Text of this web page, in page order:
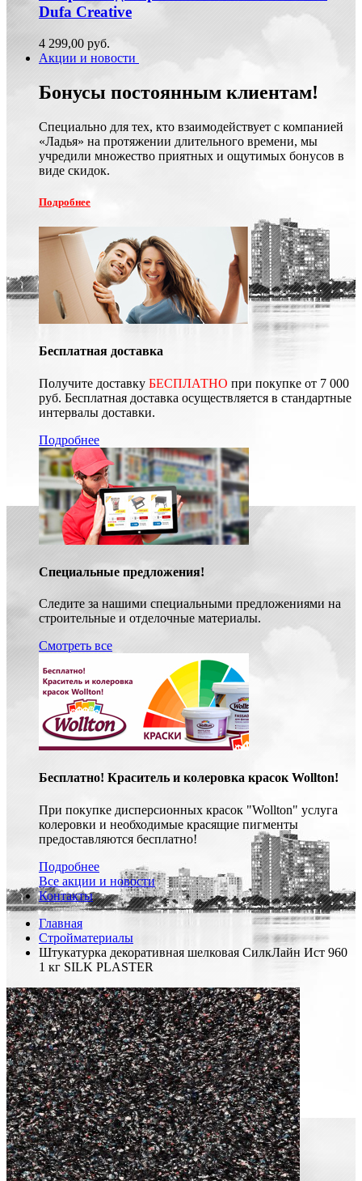
Dufa Creative
4 299,00 руб.
Акции и новости
Бонусы постоянным клиентам!
Специально для тех, кто взаимодействует с компанией
«Ладья» на протяжении длительного времени, мы
учредили множество приятных и ощутимых бонусов в
виде скидок.
Подробнее
Бесплатная доставка
Получите доставку БЕСПЛАТНО при покупке от 7 000
руб. Бесплатная доставка осуществляется в стандартные
интервалы доставки.
Подробнее
Специальные предложения!
Следите за нашими специальными предложениями на
строительные и отделочные материалы.
Смотреть все
Бесплатно! Краситель и колеровка красок Wollton!
При покупке дисперсионных красок "Wollton" услуга
колеровки и необходимые красящие пигменты
предоставляются бесплатно!
Подробнее
Все акции и новости
Контакты
Главная
Стройматериалы
Штукатурка декоративная шелковая СилкЛайн Ист 960
1 кг SILK PLASTER